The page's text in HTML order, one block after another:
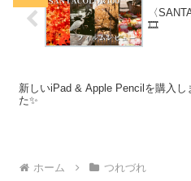
〈
🎞️
新しいiPad & Apple Pencilを購入し
た✨
ホーム つれづれ